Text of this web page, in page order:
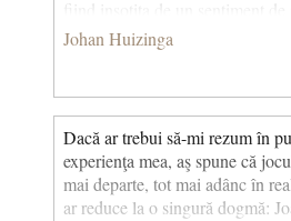
bucurie, si de ideea ca "este
obisnuita". (Homo ludens)
Johan Huizinga
Dacă ar trebui să-mi rezum în
experienţa mea, aş spune că
mai departe, tot mai adânc în
ar reduce la o singură dogmă: